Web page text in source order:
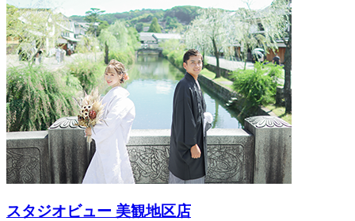
スタジオビュー 美観地区店